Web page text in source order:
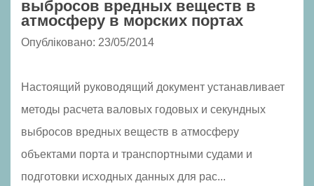
выбросов вредных веществ в
атмосферу в морских портах
Опубліковано: 23/05/2014
Настоящий руководящий документ устанавливает
методы расчета валовых годовых и секундных
выбросов вредных веществ в атмосферу
объектами порта и транспортными судами и
подготовки исходных данных для рас...